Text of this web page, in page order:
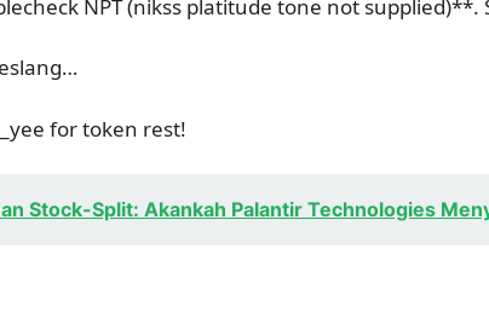
NPT (nikss platitude tone not supplied)**.
for token rest!
Stock-Split: Akankah Palantir Technologies